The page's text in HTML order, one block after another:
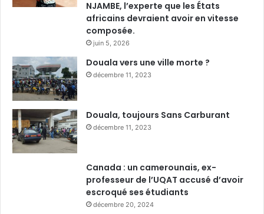
NJAMBE, l’experte que les États
africains devraient avoir en vitesse
composée.
juin 5, 2026
Douala vers une ville morte ?
décembre 11, 2023
Douala, toujours Sans Carburant
décembre 11, 2023
Canada : un camerounais, ex-
professeur de l’UQAT accusé d’avoir
escroqué ses étudiants
décembre 20, 2024